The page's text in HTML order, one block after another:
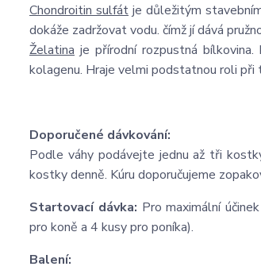
Chondroitin sulfát je důležitým
dokáže zadržovat vodu. čímž jí dává
Želatina je přírodní rozpustná
kolagenu. Hraje velmi podstatnou roli při
Doporučené dávkování:
Podle váhy podávejte jednu až tři
kostky denně. Kúru doporučujeme
Startovací dávka: Pro maximální
pro koně a 4 kusy pro poníka).
Balení: